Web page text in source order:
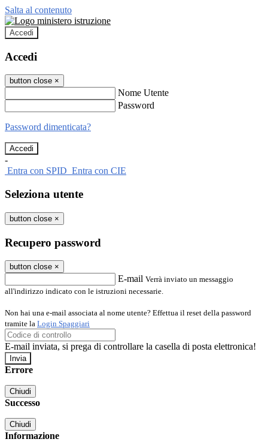
Salta al contenuto
Accedi
Accedi
button close ×
Nome Utente
Password
Password dimenticata?
-
Entra con SPID Entra con CIE
Seleziona utente
button close ×
Recupero password
button close ×
E-mail Verrà inviato un messaggio
all'indirizzo indicato con le istruzioni necessarie.
Non hai una e-mail associata al nome utente? Effettua il reset della password
tramite la Login Spaggiari
E-mail inviata, si prega di controllare la casella di posta elettronica!
Errore
Chiudi
Successo
Chiudi
Informazione